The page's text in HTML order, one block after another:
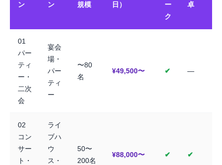
ン
ン
規模
日）
ー
ク
卓
01
パー
ティ
ー・
二次
会
宴会
場・
パー
ティ
ー
〜80
名
¥49,500〜 ✔ —
02
コン
サー
ト・
ライ
ブハ
ウ
ス・
50〜
200名
¥88,000〜 ✔ ✔